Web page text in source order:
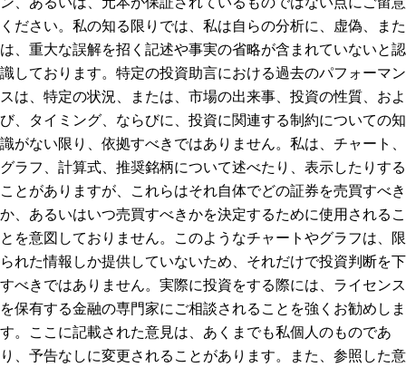
ください。私の知る限りでは、私は自らの分析に、虚偽、また
は、重大な誤解を招く記述や事実の省略が含まれていないと認
識しております。特定の投資助言における過去のパフォーマン
スは、特定の状況、または、市場の出来事、投資の性質、およ
び、タイミング、ならびに、投資に関連する制約についての知
識がない限り、依拠すべきではありません。私は、チャート、
グラフ、計算式、推奨銘柄について述べたり、表示したりする
ことがありますが、これらはそれ自体でどの証券を売買すべき
か、あるいはいつ売買すべきかを決定するために使用されるこ
とを意図しておりません。このようなチャートやグラフは、限
られた情報しか提供していないため、それだけで投資判断を下
すべきではありません。実際に投資をする際には、ライセンス
を保有する金融の専門家にご相談されることを強くお勧めしま
す。ここに記載された意見は、あくまでも私個人のものであ
り、予告なしに変更されることがあります。また、参照した意